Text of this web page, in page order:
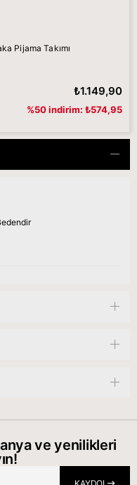
Pijama Takımı
₺1.149,90
%50 indirim: ₺574,95
ve yenilikleri